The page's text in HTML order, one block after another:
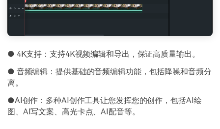
● 4K支持：支持4K视频编辑和导出，保证高质量输出。
● 音频编辑：提供基础的音频编辑功能，包括降噪和音频分
离。
●AI创作：多种AI创作工具让您发挥您的创作，包括AI绘
图、AI写文案、高光卡点、AI配音等。